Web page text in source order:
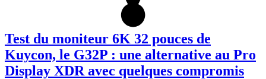
Test du moniteur 6K 32 pouces de
Kuycon, le G32P : une alternative au Pro
Display XDR avec quelques compromis